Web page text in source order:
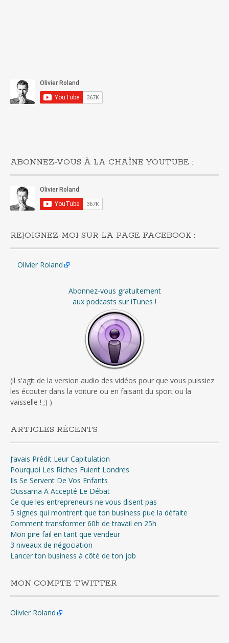
ABONNEZ-VOUS À LA CHAÎNE YOUTUBE :
REJOIGNEZ-MOI SUR LA PAGE FACEBOOK :
Olivier Roland
Abonnez-vous gratuitement
aux podcasts sur iTunes !
(il s'agit de la version audio des vidéos pour que vous puissiez
les écouter dans la voiture ou en faisant du sport ou la
vaisselle ! ;) )
ARTICLES RÉCENTS
J’avais Prédit Leur Capitulation
Pourquoi Les Riches Fuient Londres
Ils Se Servent De Vos Enfants
Oussama A Accepté Le Débat
Ce que les entrepreneurs ne vous disent pas
5 signes qui montrent que ton business pue la défaite
Comment transformer 60h de travail en 25h
Mon pire fail en tant que vendeur
3 niveaux de négociation
Lancer ton business à côté de ton job
MON COMPTE TWITTER
Olivier Roland